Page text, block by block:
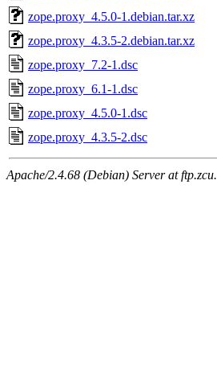
zope.proxy_4.5.0-1.debian.tar.xz
zope.proxy_4.3.5-2.debian.tar.xz
zope.proxy_7.2-1.dsc
zope.proxy_6.1-1.dsc
zope.proxy_4.5.0-1.dsc
zope.proxy_4.3.5-2.dsc
Apache/2.4.68 (Debian) Server at